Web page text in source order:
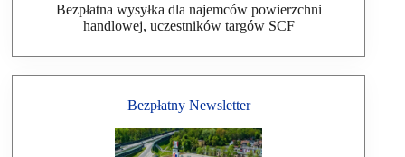
Bezpłatna wysyłka dla najemców powierzchni
handlowej, uczestników targów SCF
Bezpłatny Newsletter